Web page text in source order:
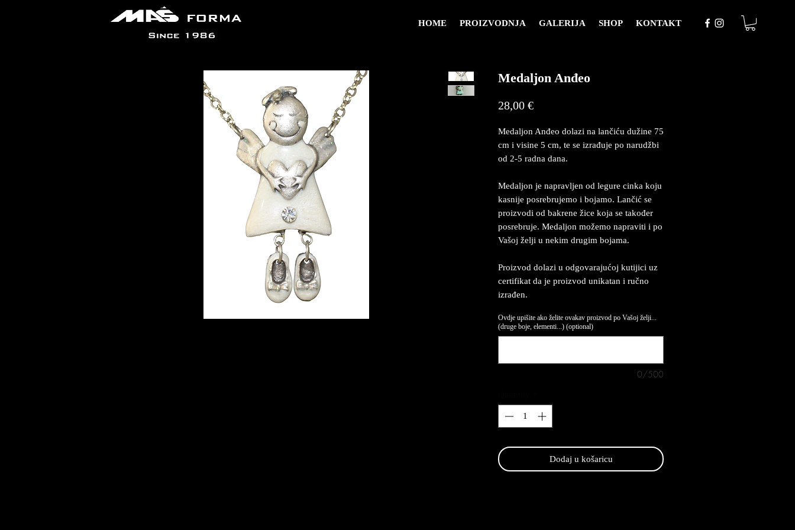
HOME PROIZVODNJA GALERIJA SHOP KONTAKT
Medaljon Anđeo
28,00 €Price
Medaljon Anđeo dolazi na lančiću dužine 75
cm i visine 5 cm, te se izrađuje po narudžbi
od 2-5 radna dana.
Medaljon je napravljen od legure cinka koju
kasnije posrebrujemo i bojamo. Lančić se
proizvodi od bakrene žice koja se također
posrebruje. Medaljon možemo napraviti i po
Vašoj želji u nekim drugim bojama.
Proizvod dolazi u odgovarajućoj kutijici uz
certifikat da je proizvod unikatan i ručno
izrađen.
Ovdje upišite ako želite ovakav proizvod po Vašoj želji...
(druge boje, elementi...) (optional)
0/500
Dodaj u košaricu